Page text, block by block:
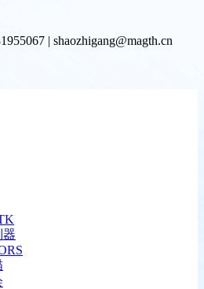
| shaozhigang@magth.cn
器